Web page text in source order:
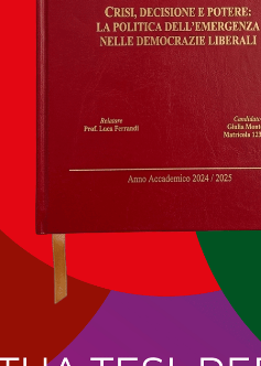
italiani che hanno ottenuto
ingressi, 3 i Comuni non
1 nuovo comune lacustre. I
la regione con più
Education (Fee), ong